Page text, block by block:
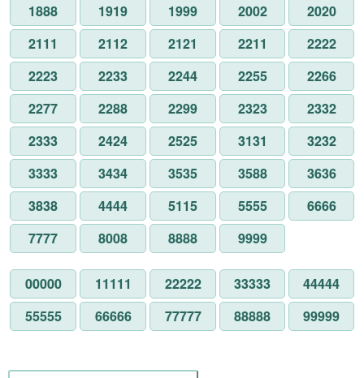
1888
1919 1999 2002
2020
2111
2112 2121 2211
2222
2223
2233 2244 2255
2266
2277
2288 2299 2323
2332
2333
2424 2525 3131
3232
3333
3434 3535 3588
3636
3838
4444 5115 5555
6666
7777
8008 8888 9999
00000 11111 22222 33333
44444
55555
66666 77777 88888 99999